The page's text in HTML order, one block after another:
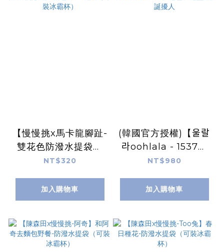
【慢慢挑x馬卡龍腳趾-
雙花色防潑水提袋】
橘色 A.星期八（可裝
NT$320
加入購物車
(韓國官方授權)【울랄
라oohlala - 1537】
地毯、地墊-聖誕擾人
NT$980
加入購物車